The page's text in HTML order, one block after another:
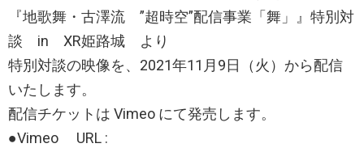
『地歌舞・古澤流 ”超時空”配信事業「舞」』特別対
談 in XR姫路城 より
特別対談の映像を、2021年11月9日（火）から配信
いたします。
配信チケットは Vimeo にて発売します。
●Vimeo URL :